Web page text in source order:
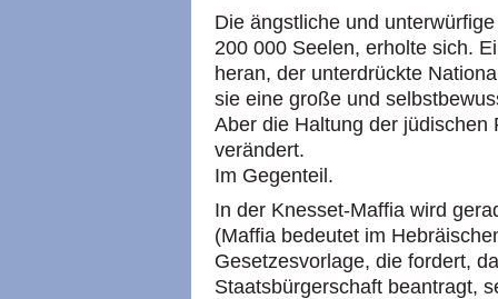
Die ängstliche und
200 000 Seelen, erholte sich.
heran, der unterdrückte
sie eine große und
Aber die Haltung der
verändert.
Im Gegenteil.
In der Knesset-Maffia wird
(Maffia bedeutet im
Gesetzesvorlage, die fordert,
Staatsbürgerschaft beantragt,